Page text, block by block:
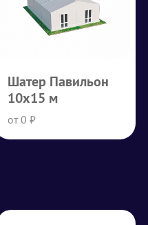
Шатер Павильон
10х15 м
от 0 ₽